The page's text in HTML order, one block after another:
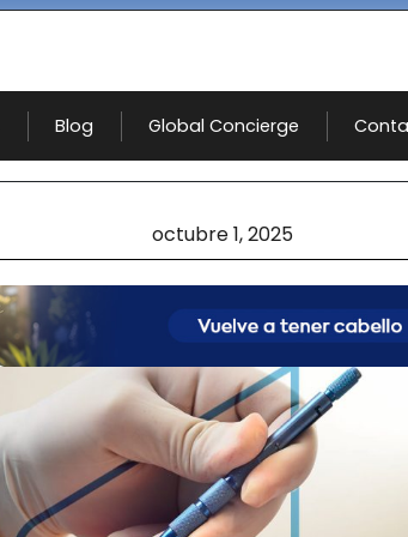
Blog Global Concierge
octubre 1, 2025